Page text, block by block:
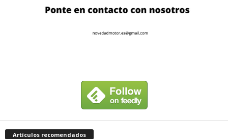
Artículos recomendados